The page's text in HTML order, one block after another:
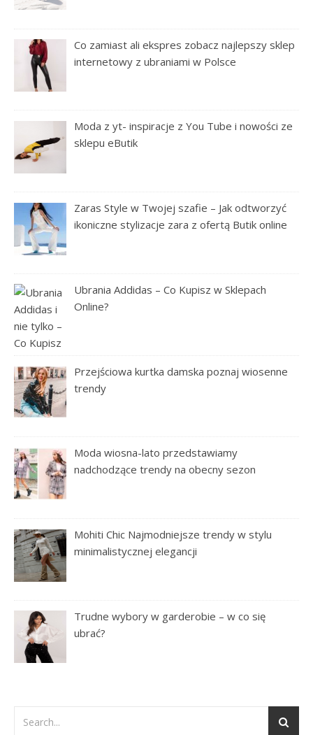
Co zamiast ali ekspres zobacz najlepszy sklep
internetowy z ubraniami w Polsce
Moda z yt- inspiracje z You Tube i nowości ze
sklepu eButik
Zaras Style w Twojej szafie – Jak odtworzyć
ikoniczne stylizacje zara z ofertą Butik online
Ubrania Addidas – Co Kupisz w Sklepach
Online?
Przejściowa kurtka damska poznaj wiosenne
trendy
Moda wiosna-lato przedstawiamy
nadchodzące trendy na obecny sezon
Mohiti Chic Najmodniejsze trendy w stylu
minimalistycznej elegancji
Trudne wybory w garderobie – w co się
ubrać?